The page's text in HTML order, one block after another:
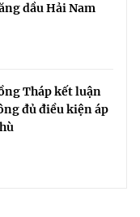
dầu Hải Nam
Tháp kết luận
đủ điều kiện áp